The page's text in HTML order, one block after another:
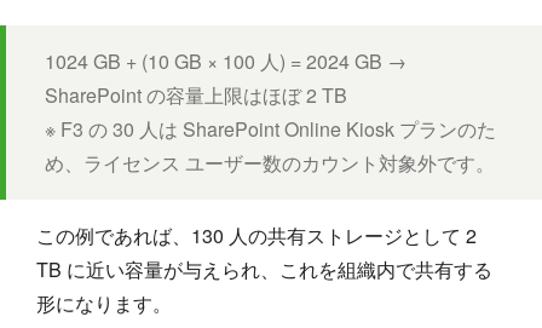
1024 GB + (10 GB × 100 人) = 2024 GB →
SharePoint の容量上限はほぼ 2 TB
※ F3 の 30 人は SharePoint Online Kiosk プランのた
め、ライセンス ユーザー数のカウント対象外です。
この例であれば、130 人の共有ストレージとして 2
TB に近い容量が与えられ、これを組織内で共有する
形になります。